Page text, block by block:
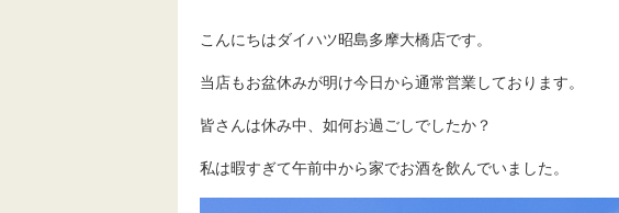
こんにちはダイハツ昭島多摩大橋店です。
当店もお盆休みが明け今日から通常営業しております。
皆さんは休み中、如何お過ごしでしたか？
私は暇すぎて午前中から家でお酒を飲んでいました。